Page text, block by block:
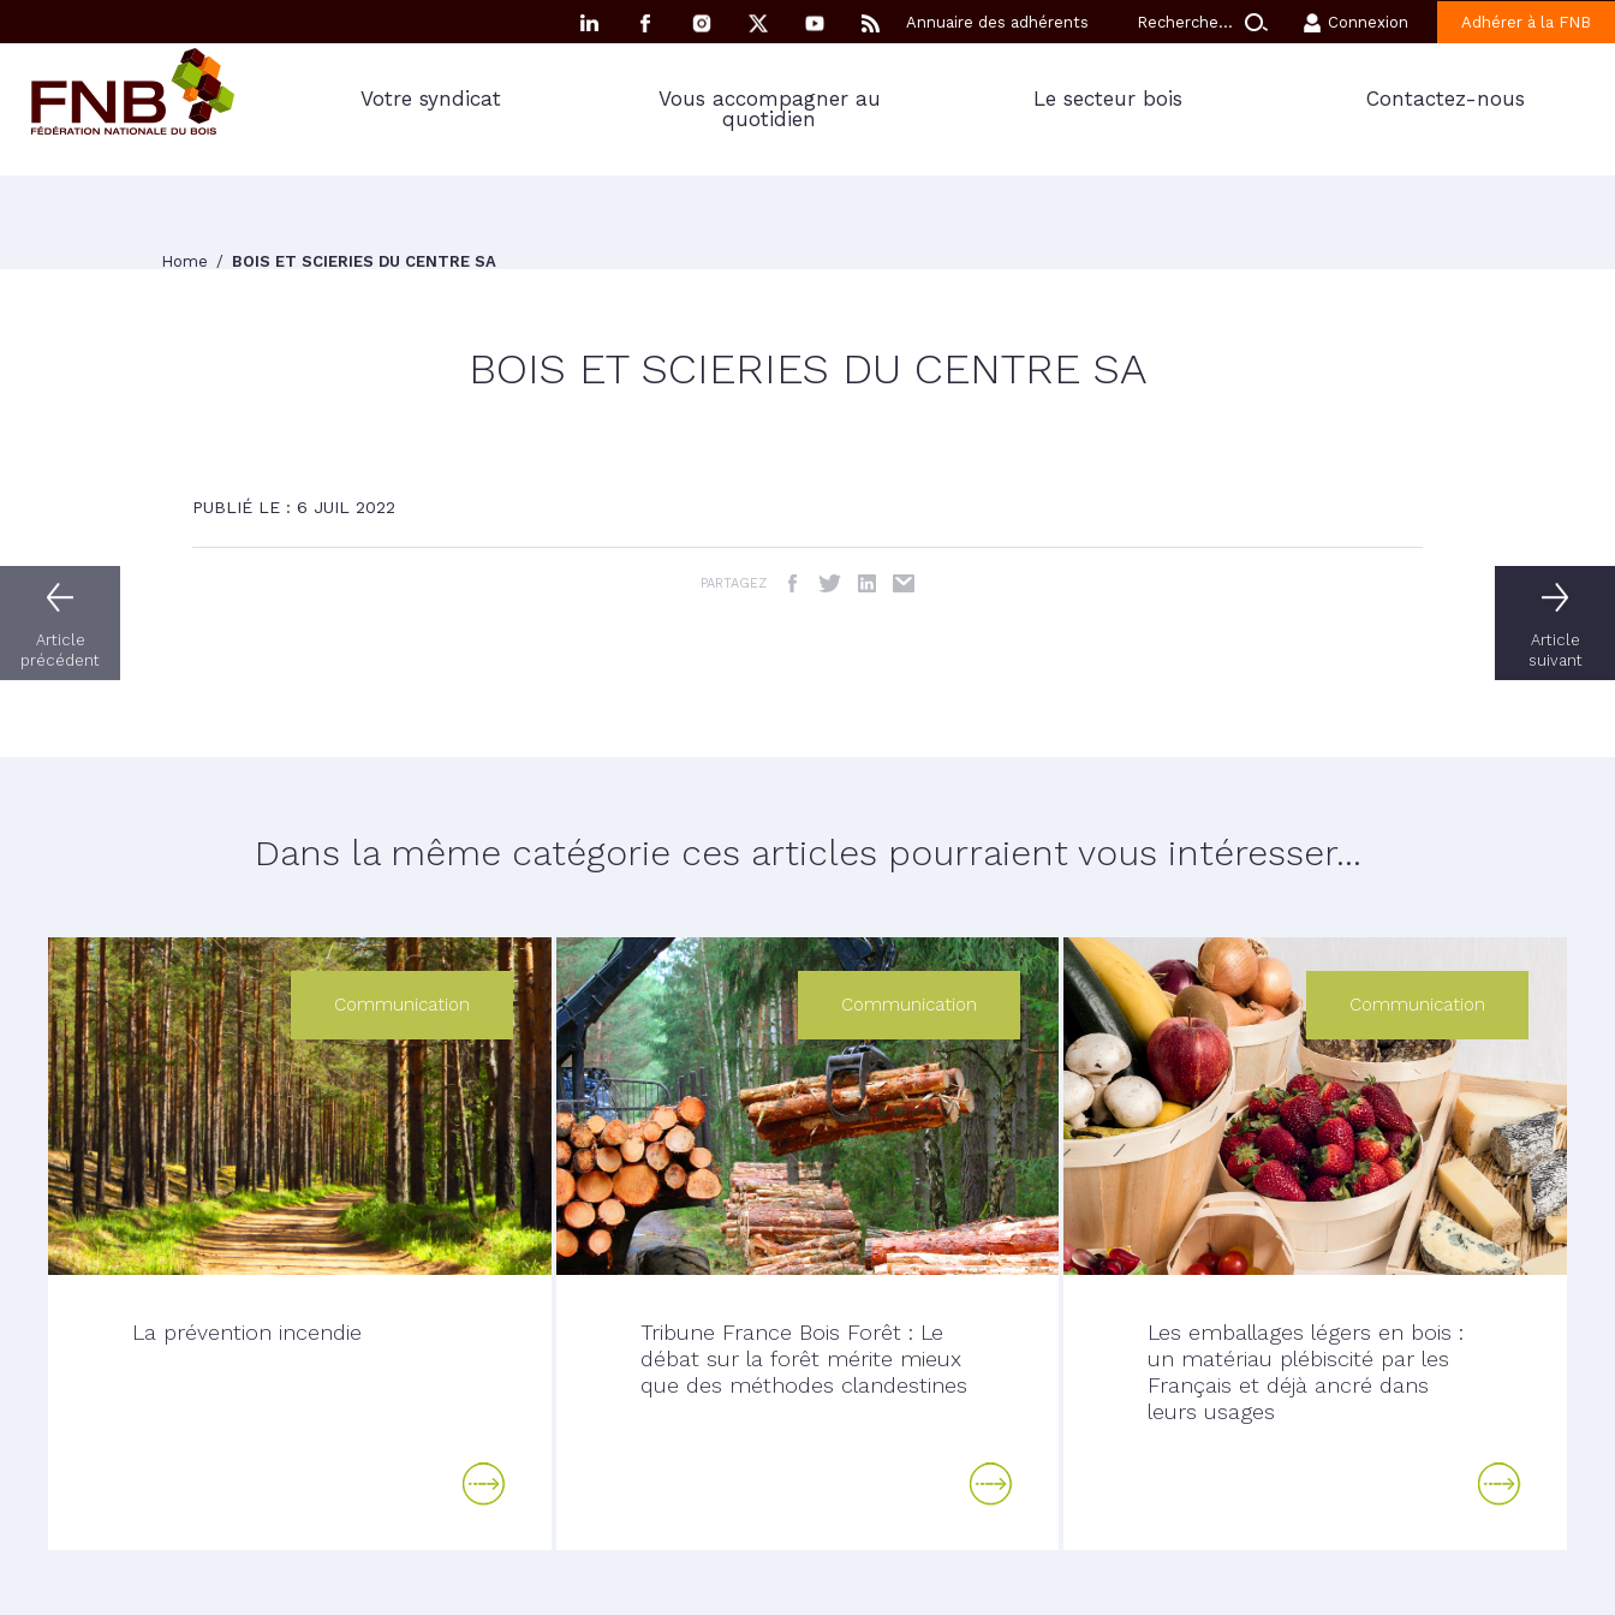
Annuaire des adhérents Connexion Adhérer à la FNB
Votre syndicat
Vous accompagner au
quotidien
Le secteur bois Contactez-nous
Home BOIS ET SCIERIES DU CENTRE SA
Article
précédent
Article
suivant
BOIS ET SCIERIES DU CENTRE SA
PUBLIÉ LE : 6 JUIL 2022
PARTAGEZ
Dans la même catégorie ces articles pourraient vous intéresser...
Communication
La prévention incendie
Communication
Tribune France Bois Forêt : Le
débat sur la forêt mérite mieux
que des méthodes clandestines
Communication
Les emballages légers en bois :
un matériau plébiscité par les
Français et déjà ancré dans
leurs usages